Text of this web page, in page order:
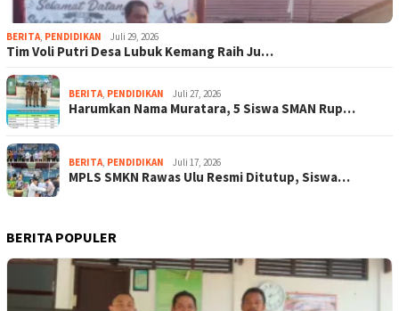
BERITA PENDIDIKAN Juli 29, 2026
Tim Voli Putri Desa Lubuk Kemang Raih Ju…
BERITA PENDIDIKAN Juli 27, 2026
Harumkan Nama Muratara, 5 Siswa SMAN Rup…
BERITA PENDIDIKAN Juli 17, 2026
MPLS SMKN Rawas Ulu Resmi Ditutup, Siswa…
BERITA POPULER